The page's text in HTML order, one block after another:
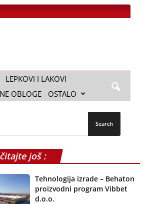
LEPKOVI I LAKOVI
OBLOGE OSTALO
još :
Tehnologija izrade – Behaton
proizvodni program Vibbet
d.o.o.